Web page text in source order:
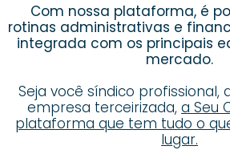
Com nossa plataforma, é
rotinas administrativas e
integrada com os principais
mercado.
Seja você síndico profissional,
empresa terceirizada, a Seu
plataforma que tem tudo o
lugar.